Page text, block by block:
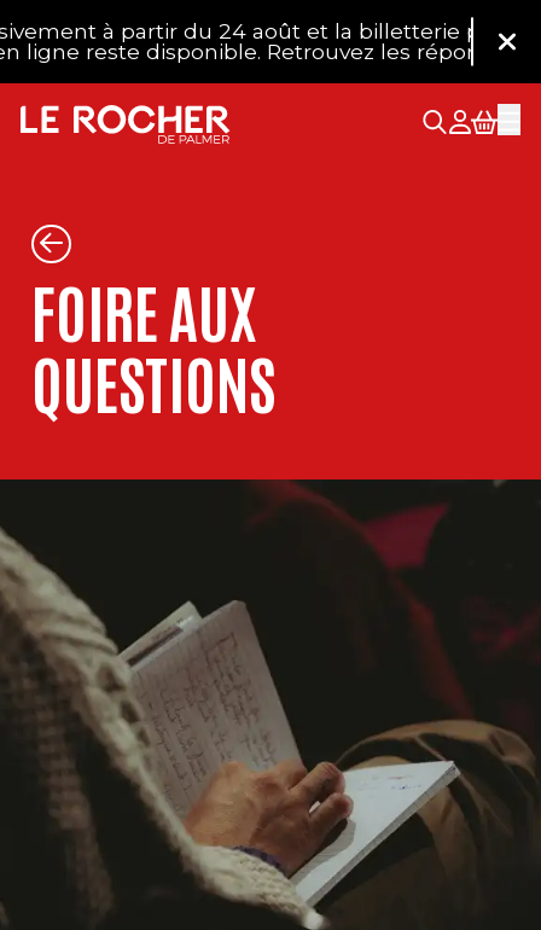
à partir du 24 août et la billetterie physique
reste disponible. Retrouvez les réponses à
FOIRE AUX
QUESTIONS